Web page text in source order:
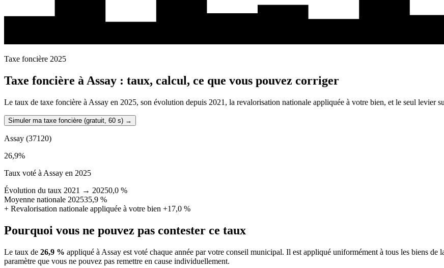
Taxe foncière 2025
Taxe foncière à Assay : taux, calcul, ce que vous pouvez corriger
Le taux de taxe foncière à Assay en 2025, son évolution depuis 2021, la revalorisation nationale appliquée à votre bien, et le seul levier
Simuler ma taxe foncière (gratuit, 60 s) →
Assay (37120)
26,9%
Taux voté à Assay en 2025
Évolution du taux 2021 → 20250,0 %
Moyenne nationale 202535,9 %
+ Revalorisation nationale appliquée à votre bien +17,0 %
Pourquoi vous ne pouvez pas contester ce taux
Le taux de 26,9 % appliqué à Assay est voté chaque année par votre conseil municipal. Il est appliqué uniformément à tous les biens de
paramètre que vous ne pouvez pas remettre en cause individuellement.